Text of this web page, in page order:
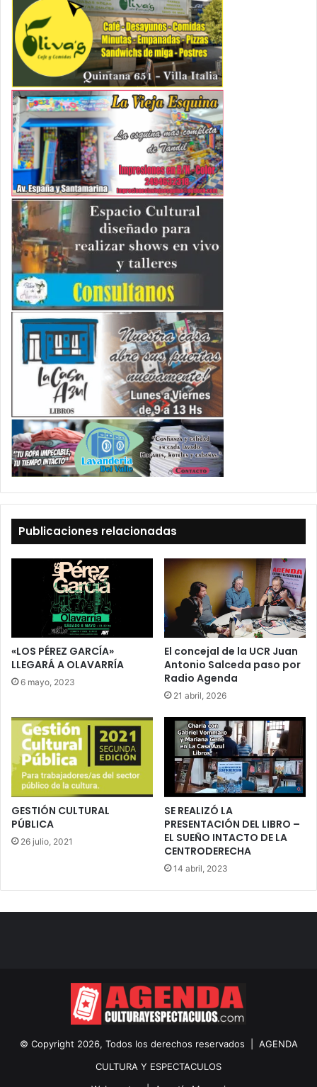
Publicaciones relacionadas
«LOS PÉREZ GARCÍA»
LLEGARÁ A OLAVARRÍA
6 mayo, 2023
El concejal de la UCR Juan
Antonio Salceda paso por
Radio Agenda
21 abril, 2026
GESTIÓN CULTURAL
PÚBLICA
26 julio, 2021
SE REALIZÓ LA
PRESENTACIÓN DEL LIBRO –
EL SUEÑO INTACTO DE LA
CENTRODERECHA
14 abril, 2023
© Copyright 2026, Todos los derechos reservados | AGENDA
CULTURA Y ESPECTACULOS